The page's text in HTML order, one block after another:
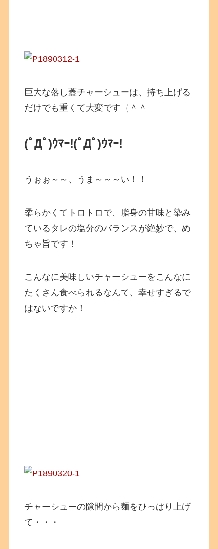
巨大な落し蓋チャーシューは、持ち上げる
だけでも重くて大変です（＾＾
(ﾟДﾟ)ｳﾏｰ!(ﾟДﾟ)ｳﾏｰ!
うぉぉ～～、うま～～～い！！
柔らかくてトロトロで、脂身の甘味と染み
ているタレの塩分のバランスが絶妙で、め
ちゃ旨です！
こんなに美味しいチャーシューをこんなに
たくさん食べられるなんて、幸せすぎるで
はないですか！
チャーシューの隙間から麺をひっぱり上げ
て・・・